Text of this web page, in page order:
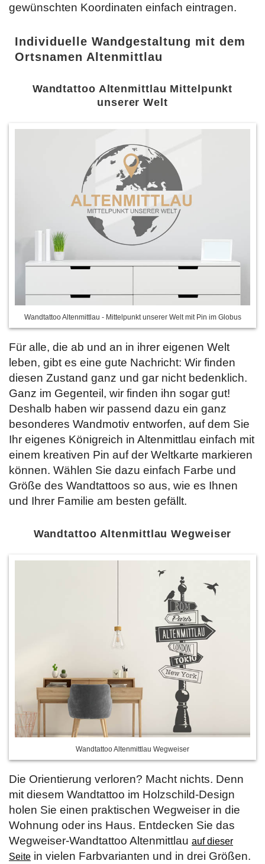
gewünschten Koordinaten einfach eintragen.
Individuelle Wandgestaltung mit dem
Ortsnamen Altenmittlau
Wandtattoo Altenmittlau Mittelpunkt
unserer Welt
Wandtattoo Altenmittlau - Mittelpunkt unserer Welt mit Pin im Globus
Für alle, die ab und an in ihrer eigenen Welt
leben, gibt es eine gute Nachricht: Wir finden
diesen Zustand ganz und gar nicht bedenklich.
Ganz im Gegenteil, wir finden ihn sogar gut!
Deshalb haben wir passend dazu ein ganz
besonderes Wandmotiv entworfen, auf dem Sie
Ihr eigenes Königreich in Altenmittlau einfach mit
einem kreativen Pin auf der Weltkarte markieren
können. Wählen Sie dazu einfach Farbe und
Größe des Wandtattoos so aus, wie es Ihnen
und Ihrer Familie am besten gefällt.
Wandtattoo Altenmittlau Wegweiser
Wandtattoo Altenmittlau Wegweiser
Die Orientierung verloren? Macht nichts. Denn
mit diesem Wandtattoo im Holzschild-Design
holen Sie einen praktischen Wegweiser in die
Wohnung oder ins Haus. Entdecken Sie das
Wegweiser-Wandtattoo Altenmittlau auf dieser
Seite in vielen Farbvarianten und in drei Größen.